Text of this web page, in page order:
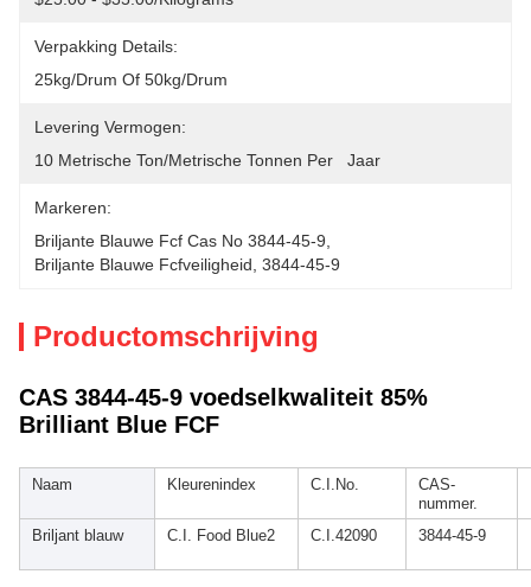
Verpakking Details:
25kg/drum Of 50kg/drum
Levering Vermogen:
10 Metrische Ton/Metrische Tonnen Per   Jaar
Markeren:
Briljante Blauwe Fcf Cas No 3844-45-9
Briljante Blauwe Fcfveiligheid 3844-45-9
Productomschrijving
CAS 3844-45-9 voedselkwaliteit 85%
Brilliant Blue FCF
Naam Kleurenindex C.I.No.
CAS-
nummer.
Briljant blauw C.I. Food Blue2 C.I.42090 3844-45-9